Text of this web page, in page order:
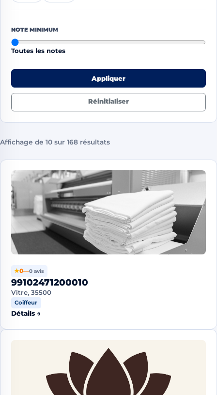
NOTE MINIMUM
Toutes les notes
Appliquer
Réinitialiser
Affichage de 10 sur 168 résultats
★0—0 avis
99102471200010
Vitre, 35500
Coiffeur
Détails →